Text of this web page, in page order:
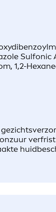
1,2-